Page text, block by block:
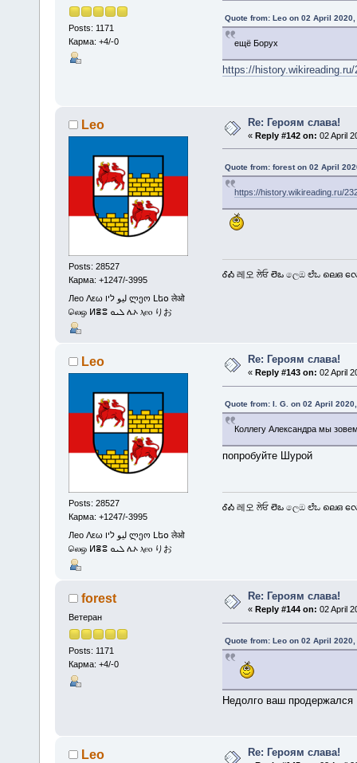
Posts: 1171
Карма: +4/-0
Quote from: Leo on 02 April 2020,
ещё Борух
https://history.wikireading.ru/
Leo
Posts: 28527
Карма: +1247/-3995
Лео Λεω ليو ליו ლეო Լեօ लेओ
லெஒ ⵍⴻⵓ ܠܝܘ ሌኦ ⲗⲉⲟ りお
Re: Героям слава!
«Reply #142 on: 02 April
Quote from: forest on 02 April
https://history.wikireading.ru/
ᎴᎣ 레오 ਲੇਓ లెఒ ලෙඔ ಲೆಒ ലെഒ လ
Leo
Posts: 28527
Карма: +1247/-3995
Лео Λεω ليو ליו ლეო Լեօ लेओ
லெஒ ⵍⴻⵓ ܠܝܘ ሌኦ ⲗⲉⲟ りお
Re: Героям слава!
«Reply #143 on: 02 April
Quote from: I. G. on 02 April
Коллегу Александра мы
попробуйте Шурой
ᎴᎣ 레오 ਲੇਓ లెఒ ලෙඔ ಲೆಒ ലെഒ လ
forest
Ветеран
Posts: 1171
Карма: +4/-0
Re: Героям слава!
« Reply #144 on: 02 April
Quote from: Leo on 02 April 2020,
Недолго ваш продержался
Leo Re: Героям слава!